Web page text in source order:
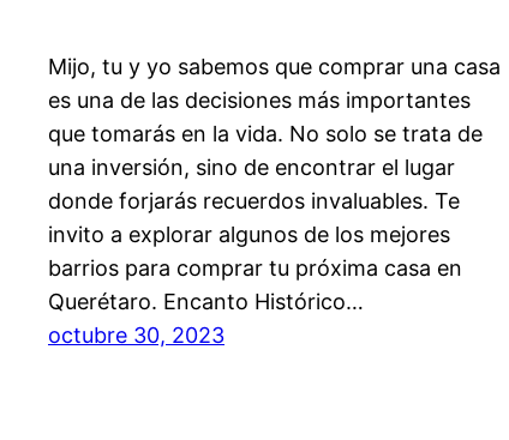
Mijo, tu y yo sabemos que comprar una casa
es una de las decisiones más importantes
que tomarás en la vida. No solo se trata de
una inversión, sino de encontrar el lugar
donde forjarás recuerdos invaluables. Te
invito a explorar algunos de los mejores
barrios para comprar tu próxima casa en
Querétaro. Encanto Histórico…
octubre 30, 2023